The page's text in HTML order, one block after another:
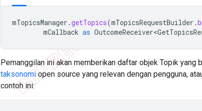
mTopicsManager .getTopics(mTopicsRequestBuilder .
mCallback as
Pemanggilan ini akan memberikan daftar objek Topik
taksonomiopen source yang relevan dengan pengguna,
contoh ini: